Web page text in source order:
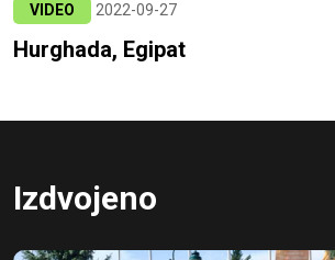
VIDEO 2022-09-27
Hurghada, Egipat
Izdvojeno